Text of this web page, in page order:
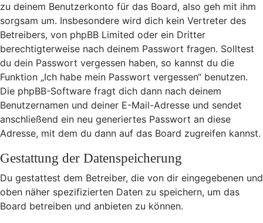
zu deinem Benutzerkonto für das Board, also geh mit ihm
sorgsam um. Insbesondere wird dich kein Vertreter des
Betreibers, von phpBB Limited oder ein Dritter
berechtigterweise nach deinem Passwort fragen. Solltest
du dein Passwort vergessen haben, so kannst du die
Funktion „Ich habe mein Passwort vergessen“ benutzen.
Die phpBB-Software fragt dich dann nach deinem
Benutzernamen und deiner E-Mail-Adresse und sendet
anschließend ein neu generiertes Passwort an diese
Adresse, mit dem du dann auf das Board zugreifen kannst.
Gestattung der Datenspeicherung
Du gestattest dem Betreiber, die von dir eingegebenen und
oben näher spezifizierten Daten zu speichern, um das
Board betreiben und anbieten zu können.